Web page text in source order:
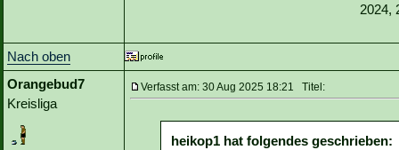
2024,
Nach oben
Orangebud7
Kreisliga
Verfasst am: 30 Aug 2025 18:21 Titel:
heikop1 hat folgendes geschrieben: